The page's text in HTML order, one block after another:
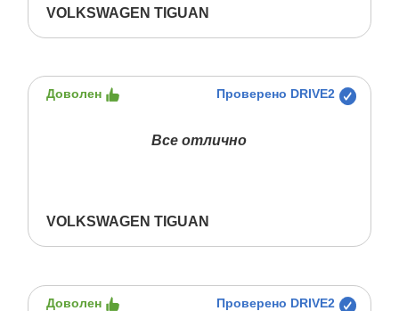
VOLKSWAGEN TIGUAN
Доволен Проверено DRIVE2
Все отлично
VOLKSWAGEN TIGUAN
Доволен Проверено DRIVE2